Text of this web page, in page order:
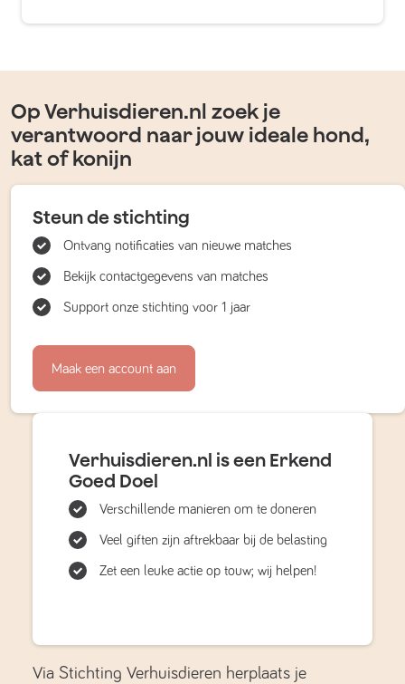
Op Verhuisdieren.nl zoek je
verantwoord naar jouw ideale hond,
kat of konijn
Steun de stichting
Ontvang notificaties van nieuwe matches
Bekijk contactgegevens van matches
Support onze stichting voor 1 jaar
Maak een account aan
Verhuisdieren.nl is een Erkend
Goed Doel
Verschillende manieren om te doneren
Veel giften zijn aftrekbaar bij de belasting
Zet een leuke actie op touw; wij helpen!
Via Stichting Verhuisdieren herplaats je